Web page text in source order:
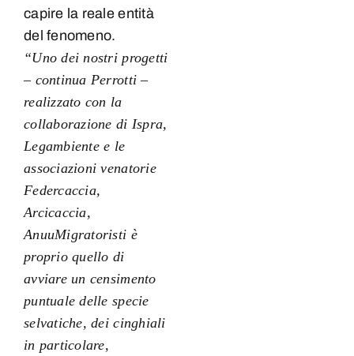
capire la reale entità
del fenomeno.
“Uno dei nostri progetti
– continua Perrotti –
realizzato con la
collaborazione di Ispra,
Legambiente e le
associazioni venatorie
Federcaccia,
Arcicaccia,
AnuuMigratoristi è
proprio quello di
avviare un censimento
puntuale delle specie
selvatiche, dei cinghiali
in particolare,